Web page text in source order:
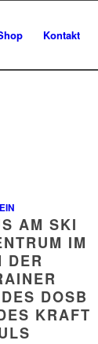
Kontakt
AM SKI
IM
DER
DOSB
KRAFT